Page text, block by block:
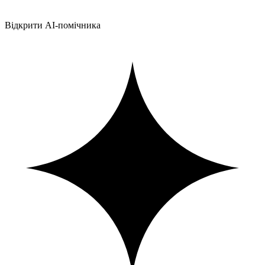
Відкрити AI-помічника